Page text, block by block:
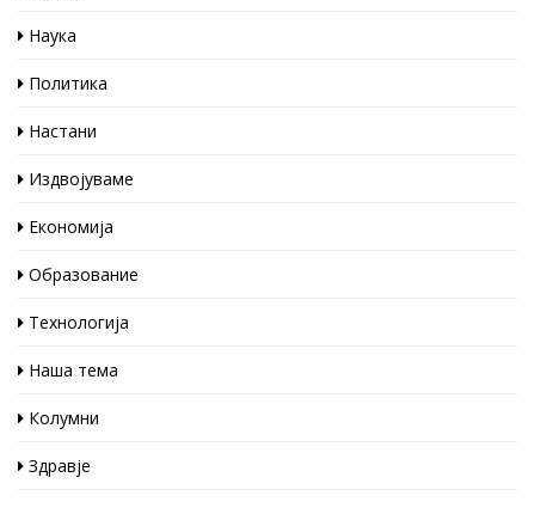
Наука
Политика
Настани
Издвојуваме
Економија
Образование
Технологија
Наша тема
Колумни
Здравје